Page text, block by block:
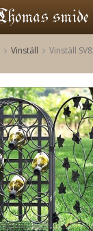
Vinställ Vinställ